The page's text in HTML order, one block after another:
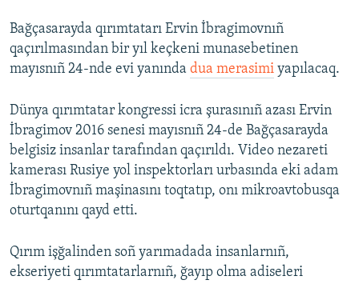
Bağçasarayda qırımtatarı Ervin İbragimovnıñ
qaçırılmasından bir yıl keçkeni munasebetinen
mayısnıñ 24-nde evi yanında dua merasimi yapılacaq.
Dünya qırımtatar kongressi icra şurasınıñ azası Ervin
İbragimov 2016 senesi mayısnıñ 24-de Bağçasarayda
belgisiz insanlar tarafından qaçırıldı. Video nezareti
kamerası Rusiye yol inspektorları urbasında eki adam
İbragimovnıñ maşinasını toqtatıp, onı mikroavtobusqa
oturtqanını qayd etti.
Qırım işğalinden soñ yarımadada insanlarnıñ,
ekseriyeti qırımtatarlarnıñ, ğayıp olma adiseleri